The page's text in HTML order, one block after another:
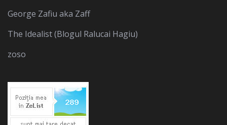
George Zafiu aka Zaff
The Idealist (Blogul Ralucai Hagiu)
zoso